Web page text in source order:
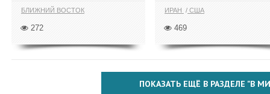
БЛИЖНИЙ ВОСТОК
272
ИРАН США
469
ПОКАЗАТЬ ЕЩЁ В РАЗДЕЛЕ "В